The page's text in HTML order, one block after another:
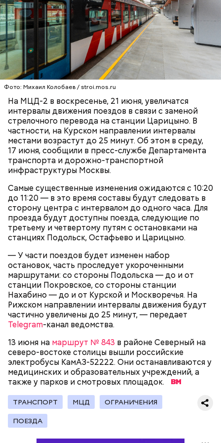
Фото: Михаил Колобаев / stroi.mos.ru
На МЦД-2 в воскресенье, 21 июня, увеличатся
интервалы движения поездов в связи с заменой
стрелочного перевода на станции Царицыно. В
частности, на Курском направлении интервалы
местами возрастут до 25 минут. Об этом в среду,
17 июня, сообщили в пресс-службе Департамента
транспорта и дорожно-транспортной
инфраструктуры Москвы.
Самые существенные изменения ожидаются с 10:20
до 11:20 — в это время составы будут следовать в
сторону центра с интервалом до одного часа. Для
проезда будут доступны поезда, следующие по
третьему и четвертому путям с остановками на
станциях Подольск, Остафьево и Царицыно.
— У части поездов будет изменен набор
остановок, часть проследует укороченными
маршрутами: со стороны Подольска — до и от
станции Покровское, со стороны станции
Нахабино — до и от Курской и Москворечья. На
Рижском направлении интервалы движения будут
частично увеличены до 25 минут, — передает
Telegram-канал ведомства.
13 июня на маршрут № 843 в районе Северный на
северо-востоке столицы вышли российские
электробусы КамАЗ-52222. Они останавливаются у
медицинских и образовательных учреждений, а
также у парков и смотровых площадок.
ТРАНСПОРТ МЦД ОГРАНИЧЕНИЯ
ПОЕЗДА
По словам Юлии Шуваловой, в 1830 году именно на
этой набережной был открыт театр, который
Александр Сергеевич посетил вместе с тогда еще
невестой Натальей Гончаровой и другом Павлом
Под открытым небом
ВДНХ и парки Москвы
приглашают на программу ко Дню
молодежи — Сергунина
После масштабной реконструкции,
завершившейся в декабре 2025 года, набережная
стала еще красивее и удобнее для гостей.